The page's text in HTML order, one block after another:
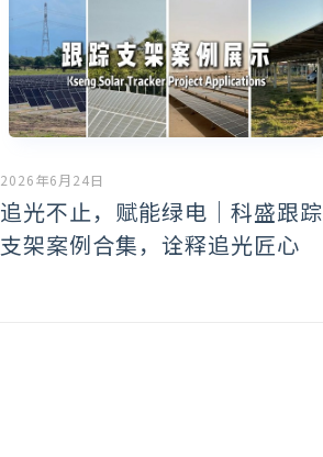
2026年6月24日
追光不止，赋能绿电｜科盛跟踪
支架案例合集，诠释追光匠心